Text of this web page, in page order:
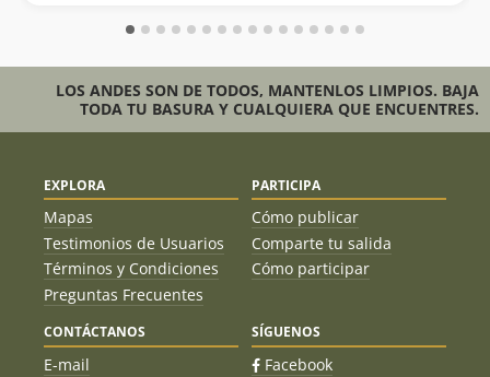
sector “Morro Corona”, rodeamos por el lado oeste
visualizando una base de cemento que esta en la falsa
LOS ANDES SON DE TODOS, MANTENLOS LIMPIOS. BAJA
TODA TU BASURA Y CUALQUIERA QUE ENCUENTRES.
EXPLORA
Mapas
Testimonios de Usuarios
Términos y Condiciones
Preguntas Frecuentes
PARTICIPA
Cómo publicar
Comparte tu salida
Cómo participar
CONTÁCTANOS
E-mail
SÍGUENOS
Facebook